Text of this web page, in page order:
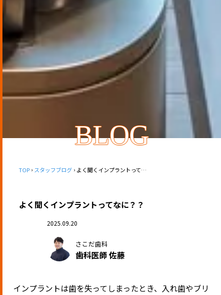
BLOG
TOP スタッフブログ よく聞くインプラントってなに？？
よく聞くインプラントってなに？？
2025.09.20
さこだ歯科
歯科医師 佐藤
インプラントは歯を失ってしまったとき、入れ歯やブリ